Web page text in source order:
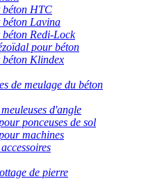
béton HTC
béton Lavina
Redi-Lock
pour béton
béton Klindex
de meulage du béton
d'angle
ponceuses de sol
machines
de pierre